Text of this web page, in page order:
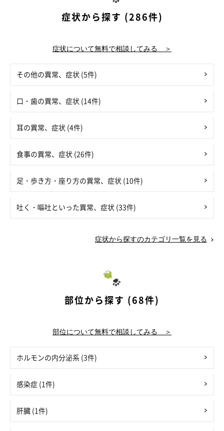
症状から探す (286件)
症状について無料で相談してみる ＞
その他の異常、症状 (5件)
口・歯の異常、症状 (14件)
耳の異常、症状 (4件)
食事の異常、症状 (26件)
足・歩き方・座り方の異常、症状 (10件)
吐く・嘔吐といった異常、症状 (33件)
症状から探すのカテゴリ一覧を見る
部位から探す (68件)
部位について無料で相談してみる ＞
ホルモンの内分泌系 (3件)
感染症 (1件)
肝臓 (1件)